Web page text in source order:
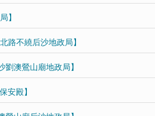
】
路不繞后沙地政局】
劉澳鶯山廟地政局】
安殿】